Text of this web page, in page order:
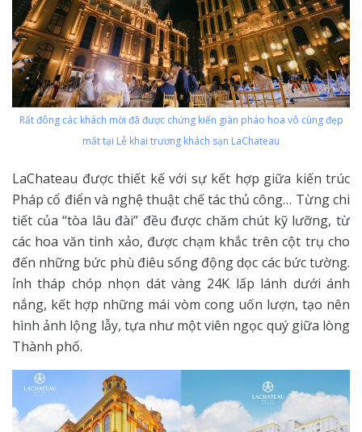
Rất đông các khách mời đã được chứng kiến giàn pháo hoa vô cùng đẹp
mắt tại Lễ khai trương khách sạn LaChateau
LaChateau được thiết kế với sự kết hợp giữa kiến trúc
Pháp cổ điển và nghệ thuật chế tác thủ công… Từng chi
tiết của “tòa lâu đài” đều được chăm chút kỹ lưỡng, từ
các hoa văn tinh xảo, được chạm khắc trên cột trụ cho
đến những bức phù điêu sống động dọc các bức tường.
ỉnh tháp chóp nhọn dát vàng 24K lấp lánh dưới ánh
nắng, kết hợp những mái vòm cong uốn lượn, tạo nên
hình ảnh lộng lẫy, tựa như một viên ngọc quý giữa lòng
Thành phố.